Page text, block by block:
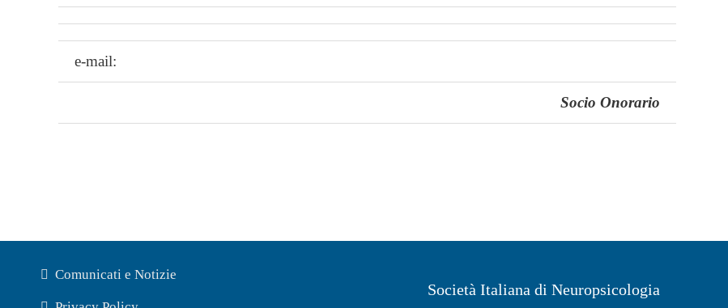
e-mail:
Socio Onorario
Comunicati e Notizie
Società Italiana di Neuropsicologia